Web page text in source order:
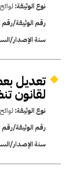
نوع الوثيقة: لوائح
رقم الوثيقة/
سنة الإصدار/
تعديل
لقانون
نوع الوثيقة: لوائح
رقم الوثيقة/
سنة الإصدار/